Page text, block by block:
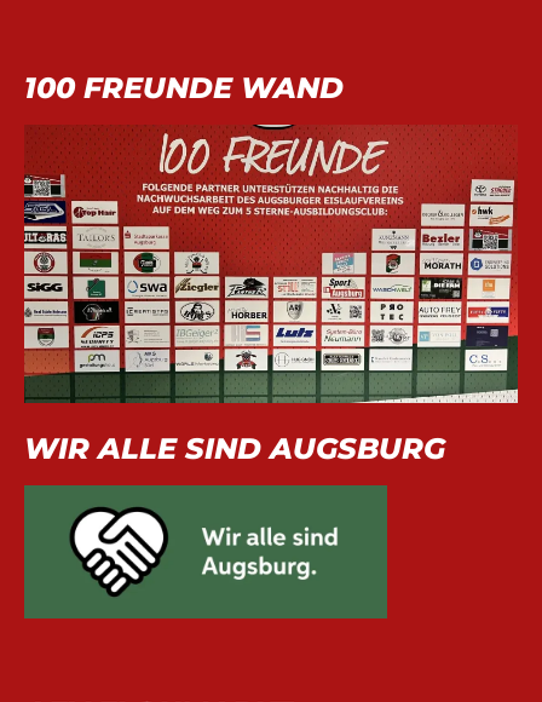
100 FREUNDE WAND
WIR ALLE SIND AUGSBURG